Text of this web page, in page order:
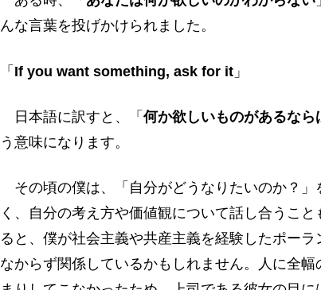
んな言葉を投げかけられました。
「 If you want something, ask for it 」
日本語に訳すと、「 何か欲しいものがあるな
う意味になります。
その頃の僕は、「自分がどうなりたいのか？」
く、自分の考え方や価値観について話し合うこ
ると、僕が社会主義や共産主義を経験したポー
なからず関係しているかもしれません。人に全